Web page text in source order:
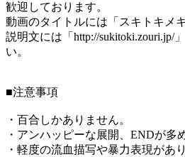
歓迎しております。
動画のタイトルには「スキトキメ
説明文には「http://sukitoki.zouri.jp/
い。
■注意事項
・百合しかありません。
・アンハッピーな展開、ENDが多
・軽度の流血描写や暴力表現があ